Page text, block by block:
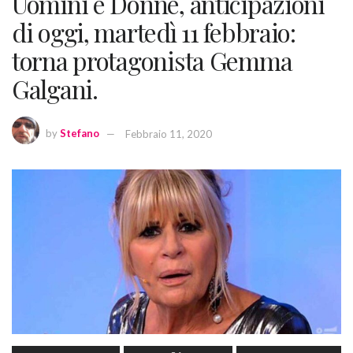
di oggi, martedì 11 febbraio:
torna protagonista Gemma
Galgani.
byStefano Febbraio 11, 2020